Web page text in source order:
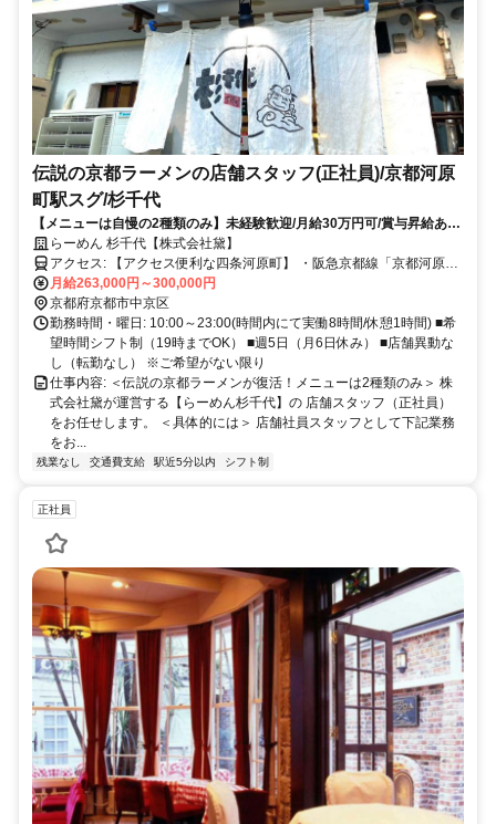
伝説の京都ラーメンの店舗スタッフ(正社員)/京都河原
町駅スグ/杉千代
【メニューは自慢の2種類のみ】未経験歓迎/月給30万円可/賞与昇給あり/
残業＆転勤なし！
らーめん 杉千代【株式会社黛】
アクセス: 【アクセス便利な四条河原町】 ・阪急京都線「京都河原町
駅」から徒歩1分 ・京阪本線「祇園四条駅」から徒歩4分
月給263,000円～300,000円
京都府京都市中京区
勤務時間・曜日: 10:00～23:00(時間内にて実働8時間/休憩1時間) ■希
望時間シフト制（19時までOK） ■週5日（月6日休み） ■店舗異動な
し（転勤なし） ※ご希望がない限り
仕事内容: ＜伝説の京都ラーメンが復活！メニューは2種類のみ＞ 株
式会社黛が運営する【らーめん杉千代】の 店舗スタッフ（正社員）
をお任せします。 ＜具体的には＞ 店舗社員スタッフとして下記業務
をお...
残業なし 交通費支給 駅近5分以内 シフト制
正社員